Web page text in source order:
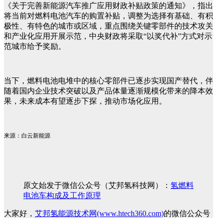
《关于完善新能源汽车推广应用财政补贴政策的通知》，指出
将当前对燃料电池汽车的购置补贴，调整为选择有基础、有积
极性、有特色的城市或区域，重点围绕关键零部件的技术攻关
和产业化应用开展示范，中央财政将采取“以奖代补”方式对示
范城市给予奖励。
当下，燃料电池电堆中的核心零部件已逐步实现国产替代，伴
随着国内企业技术突破以及产品体量逐渐规模化带来的降本效
果，未来成本有望逐步下探，推动市场化应用。
来源：白云新能源
原文始发于微信公众号（艾邦氢科技网）： 氢燃料
电池车构成及工作原理
大家好， 艾邦氢能源技术网(www.htech360.com)的微信公众号